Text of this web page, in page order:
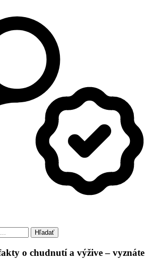
Hľadať
o chudnutí a výžive – vyznáte